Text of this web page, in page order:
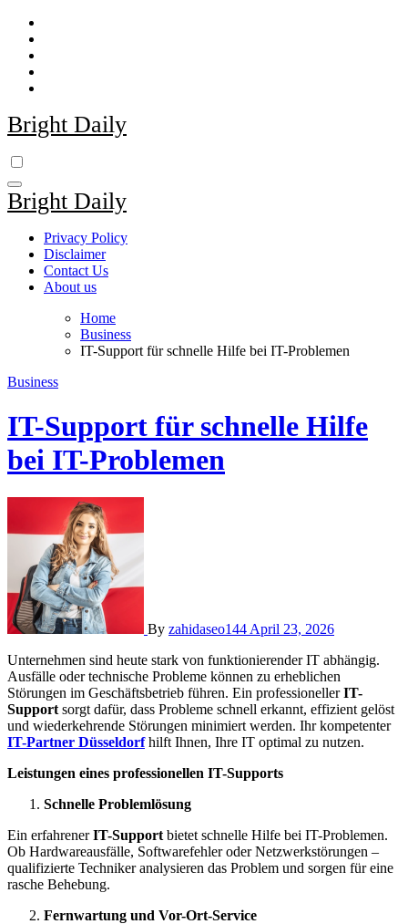
Skip
content
Bright Daily
Bright Daily
Privacy Policy
Disclaimer
Contact Us
About us
Home
Business
IT-Support für schnelle Hilfe bei IT-Problemen
Business
IT-Support für schnelle Hilfe
bei IT-Problemen
By zahidaseo144 April 23, 2026
Unternehmen sind heute stark von funktionierender IT abhängig.
Ausfälle oder technische Probleme können zu erheblichen
Störungen im Geschäftsbetrieb führen. Ein professionellerIT-
Support sorgt dafür, dass Probleme schnell erkannt, effizient gelöst
und wiederkehrende Störungen minimiert werden. Ihr kompetenter
IT-Partner Düsseldorfhilft Ihnen, Ihre IT optimal zu nutzen.
Leistungen eines professionellen IT-Supports
Schnelle Problemlösung
Ein erfahrenerIT-Support bietet schnelle Hilfe bei IT-Problemen.
Ob Hardwareausfälle, Softwarefehler oder Netzwerkstörungen –
qualifizierte Techniker analysieren das Problem und sorgen für eine
rasche Behebung.
Fernwartung und Vor-Ort-Service